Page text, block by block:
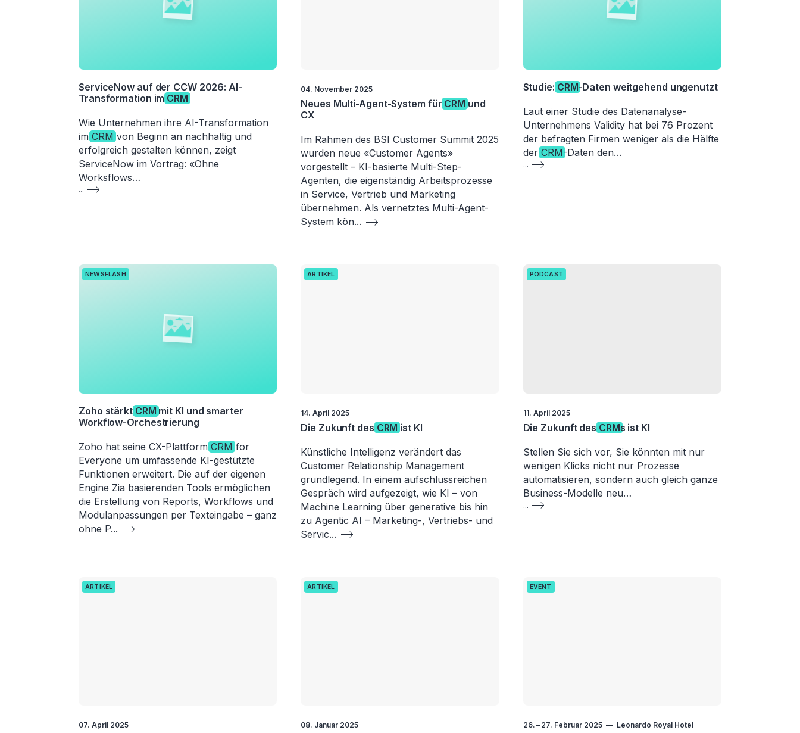
ServiceNow auf der CCW 2026: AI-
Transformation im CRM
Wie Unternehmen ihre AI-Transformation
imCRM von Beginn an nachhaltig und
erfolgreich gestalten können, zeigt
ServiceNow im Vortrag: «Ohne
Worksflows…
...
04. November 2025
Neues Multi-Agent-System für CRM und
CX
Im Rahmen des BSI Customer Summit 2025
wurden neue «Customer Agents»
vorgestellt – KI-basierte Multi-Step-
Agenten, die eigenständig Arbeitsprozesse
in Service, Vertrieb und Marketing
übernehmen. Als vernetztes Multi-Agent-
System kön...
Studie: CRM-Daten weitgehend ungenutzt
Laut einer Studie des Datenanalyse-
Unternehmens Validity hat bei 76 Prozent
der befragten Firmen weniger als die Hälfte
derCRM-Daten den…
...
NEWSFLASH
Zoho stärkt CRM mit KI und smarter
Workflow-Orchestrierung
Zoho hat seine CX-PlattformCRM for
Everyone um umfassende KI-gestützte
Funktionen erweitert. Die auf der eigenen
Engine Zia basierenden Tools ermöglichen
die Erstellung von Reports, Workflows und
Modulanpassungen per Texteingabe – ganz
ohne P...
ARTIKEL
14. April 2025
Die Zukunft des CRM ist KI
Künstliche Intelligenz verändert das
Customer Relationship Management
grundlegend. In einem aufschlussreichen
Gespräch wird aufgezeigt, wie KI – von
Machine Learning über generative bis hin
zu Agentic AI – Marketing-, Vertriebs- und
Servic...
PODCAST
11. April 2025
Die Zukunft des CRMs ist KI
Stellen Sie sich vor, Sie könnten mit nur
wenigen Klicks nicht nur Prozesse
automatisieren, sondern auch gleich ganze
Business-Modelle neu…
...
ARTIKEL
07. April 2025
ARTIKEL
08. Januar 2025
EVENT
26. – 27. Februar 2025 Leonardo Royal Hotel